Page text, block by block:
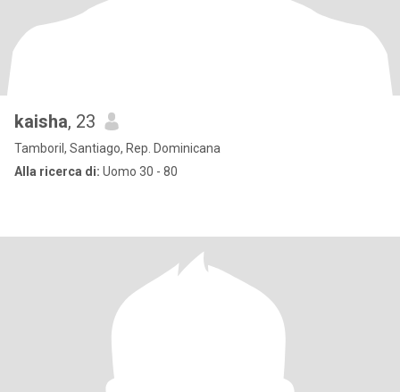
kaisha, 23
Tamboril, Santiago, Rep. Dominicana
Alla ricerca di: Uomo 30 - 80